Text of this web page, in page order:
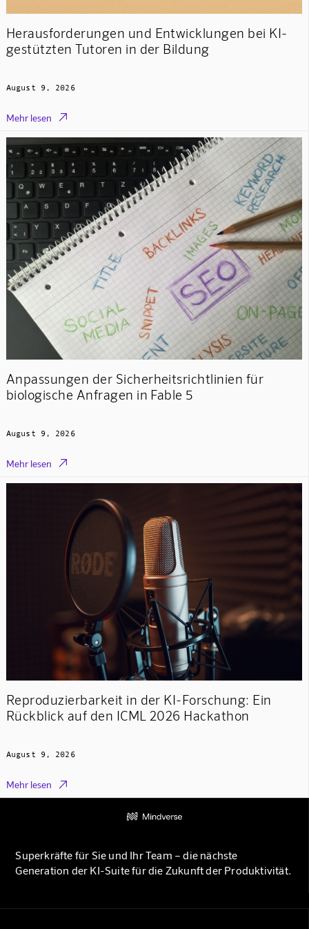
Herausforderungen und Entwicklungen bei KI-
gestützten Tutoren in der Bildung
August 9, 2026
Mehr lesen 
Anpassungen der Sicherheitsrichtlinien für
biologische Anfragen in Fable 5
August 9, 2026
Mehr lesen 
Reproduzierbarkeit in der KI-Forschung: Ein
Rückblick auf den ICML 2026 Hackathon
August 9, 2026
Mehr lesen 
Superkräfte für Sie und Ihr Team – die nächste
Generation der KI-Suite für die Zukunft der Produktivität.